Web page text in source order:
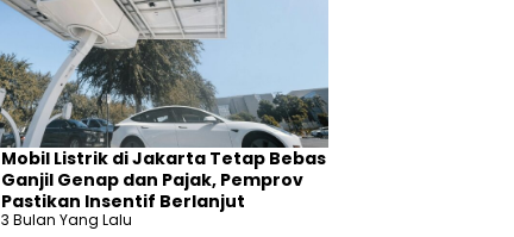
Mobil Listrik di Jakarta Tetap Bebas
Ganjil Genap dan Pajak, Pemprov
Pastikan Insentif Berlanjut
3 Bulan Yang Lalu